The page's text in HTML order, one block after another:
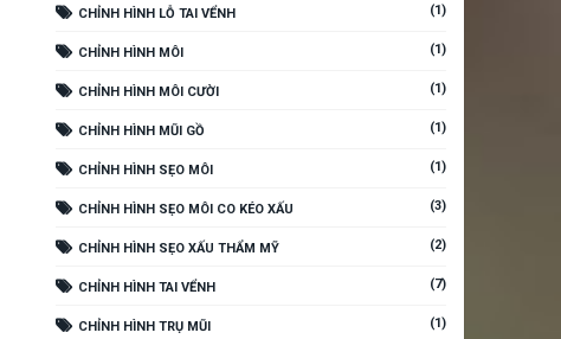
CHỈNH HÌNH LỖ TAI VỂNH (1)
CHỈNH HÌNH MÔI (1)
CHỈNH HÌNH MÔI CƯỜI (1)
CHỈNH HÌNH MŨI GỒ (1)
CHỈNH HÌNH SẸO MÔI (1)
CHỈNH HÌNH SẸO MÔI CO KÉO XẤU (3)
CHỈNH HÌNH SẸO XẤU THẨM MỸ (2)
CHỈNH HÌNH TAI VỂNH (7)
CHỈNH HÌNH TRỤ MŨI (1)